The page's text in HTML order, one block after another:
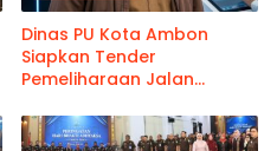
Dinas PU Kota Ambon
Siapkan Tender
Pemeliharaan Jalan